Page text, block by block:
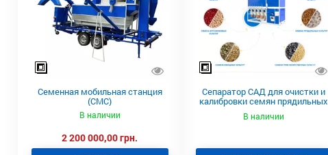
Семенная мобильная станция
(СМС)
В наличии
2 200 000,00 грн.
Сепаратор САД для очистки и
калибровки семян прядильных
культур
В наличии